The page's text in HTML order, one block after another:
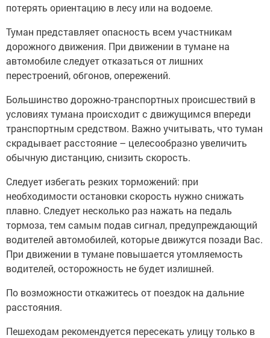
потерять ориентацию в лесу или на водоеме.
Туман представляет опасность всем участникам
дорожного движения. При движении в тумане на
автомобиле следует отказаться от лишних
перестроений, обгонов, опережений.
Большинство дорожно-транспортных происшествий в
условиях тумана происходит с движущимся впереди
транспортным средством. Важно учитывать, что туман
скрадывает расстояние – целесообразно увеличить
обычную дистанцию, снизить скорость.
Следует избегать резких торможений: при
необходимости остановки скорость нужно снижать
плавно. Следует несколько раз нажать на педаль
тормоза, тем самым подав сигнал, предупреждающий
водителей автомобилей, которые движутся позади Вас.
При движении в тумане повышается утомляемость
водителей, осторожность не будет излишней.
По возможности откажитесь от поездок на дальние
расстояния.
Пешеходам рекомендуется пересекать улицу только в